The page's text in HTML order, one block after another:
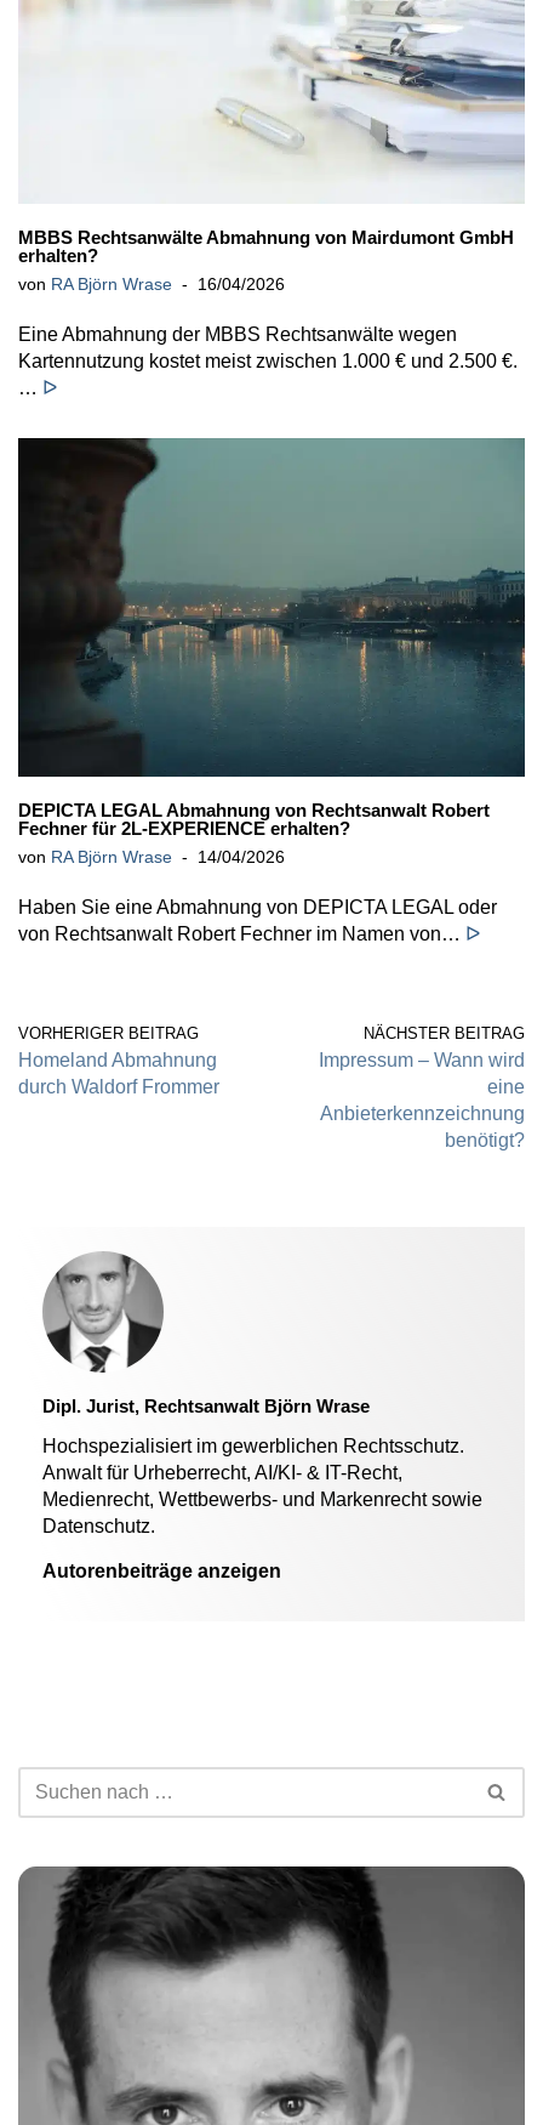
MBBS Rechtsanwälte Abmahnung von Mairdumont GmbH
erhalten?
von RA Björn Wrase 16/04/2026
Eine Abmahnung der MBBS Rechtsanwälte wegen
Kartennutzung kostet meist zwischen 1.000 € und 2.500 €.
… ᐅ
DEPICTA LEGAL Abmahnung von Rechtsanwalt Robert
Fechner für 2L-EXPERIENCE erhalten?
von RA Björn Wrase 14/04/2026
Haben Sie eine Abmahnung von DEPICTA LEGAL oder
von Rechtsanwalt Robert Fechner im Namen von… ᐅ
VORHERIGER BEITRAG
Homeland Abmahnung
durch Waldorf Frommer
NÄCHSTER BEITRAG
Impressum – Wann wird
eine
Anbieterkennzeichnung
benötigt?
Dipl. Jurist, Rechtsanwalt Björn Wrase
Hochspezialisiert im gewerblichen Rechtsschutz.
Anwalt für Urheberrecht, AI/KI- & IT-Recht,
Medienrecht, Wettbewerbs- und Markenrecht sowie
Datenschutz.
Autorenbeiträge anzeigen